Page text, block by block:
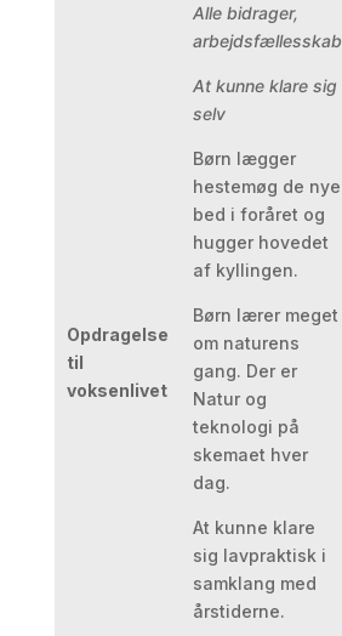
Opdragelse
til
voksenlivet
Alle bidrager,
arbejdsfællesskab
At kunne klare sig
selv
Børn lægger
hestemøg de nye
bed i foråret og
hugger hovedet
af kyllingen.
Børn lærer meget
om naturens
gang. Der er
Natur og
teknologi på
skemaet hver
dag.
At kunne klare
sig lavpraktisk i
samklang med
årstiderne.